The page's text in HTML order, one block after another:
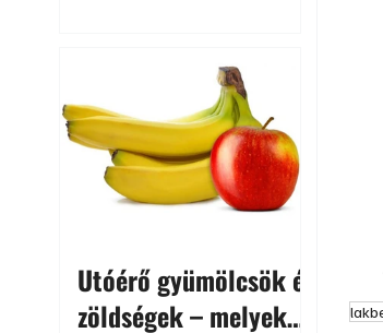
kertészkedés sokak számára
kikapcsolódást és feltöltődést
is jelent.
Utóérő gyümölcsök és
zöldségek – melyek